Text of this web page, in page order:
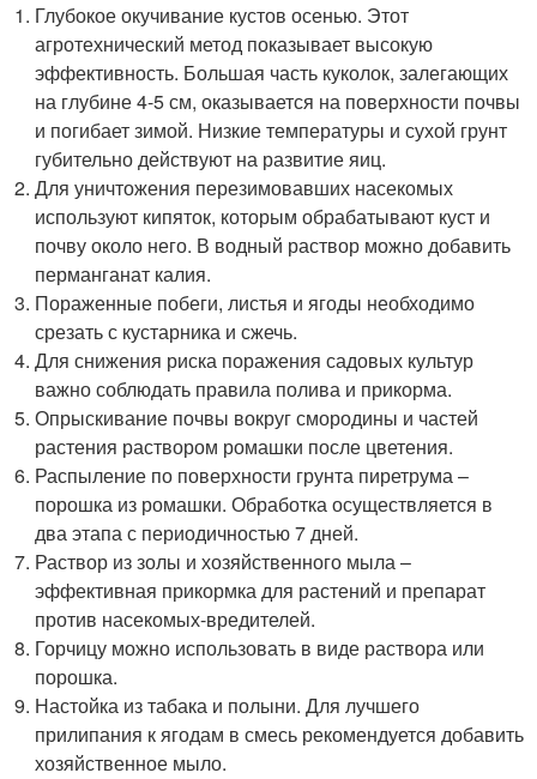
Глубокое окучивание кустов осенью. Этот
агротехнический метод показывает высокую
эффективность. Большая часть куколок, залегающих
на глубине 4-5 см, оказывается на поверхности почвы
и погибает зимой. Низкие температуры и сухой грунт
губительно действуют на развитие яиц.
Для уничтожения перезимовавших насекомых
используют кипяток, которым обрабатывают куст и
почву около него. В водный раствор можно добавить
перманганат калия.
Пораженные побеги, листья и ягоды необходимо
срезать с кустарника и сжечь.
Для снижения риска поражения садовых культур
важно соблюдать правила полива и прикорма.
Опрыскивание почвы вокруг смородины и частей
растения раствором ромашки после цветения.
Распыление по поверхности грунта пиретрума –
порошка из ромашки. Обработка осуществляется в
два этапа с периодичностью 7 дней.
Раствор из золы и хозяйственного мыла –
эффективная прикормка для растений и препарат
против насекомых-вредителей.
Горчицу можно использовать в виде раствора или
порошка.
Настойка из табака и полыни. Для лучшего
прилипания к ягодам в смесь рекомендуется добавить
хозяйственное мыло.